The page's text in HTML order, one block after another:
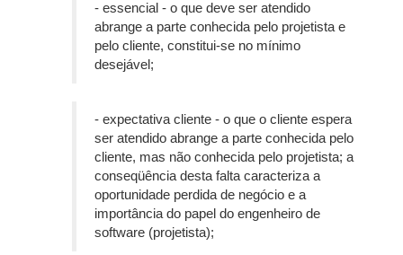
- essencial - o que deve ser atendido
abrange a parte conhecida pelo projetista e
pelo cliente, constitui-se no mínimo
desejável;
- expectativa cliente - o que o cliente espera
ser atendido abrange a parte conhecida pelo
cliente, mas não conhecida pelo projetista; a
conseqüência desta falta caracteriza a
oportunidade perdida de negócio e a
importância do papel do engenheiro de
software (projetista);